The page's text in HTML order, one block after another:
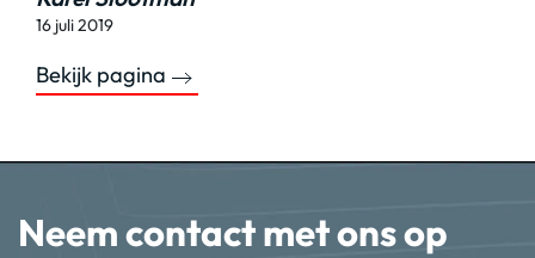
16 juli 2019
Bekijk pagina
Neem contact met ons op